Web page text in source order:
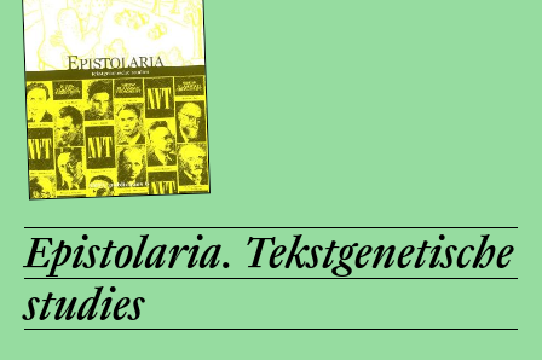
Epistolaria. Tekstgenetische
studies